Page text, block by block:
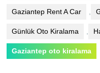
Gaziantep Rent A Car ,
Günlük Oto Kiralama ,
Gaziantep oto kiralama